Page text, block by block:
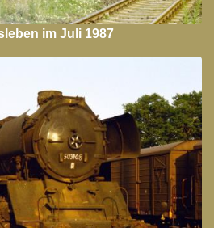
im Juli 1987